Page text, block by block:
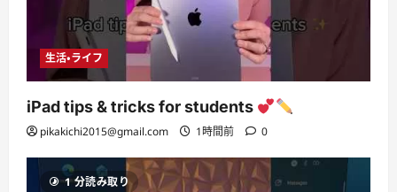
生活・ライフ
iPad tips & tricks for students
pikakichi2015@gmail.com 1時間前 0
1 分読み取り